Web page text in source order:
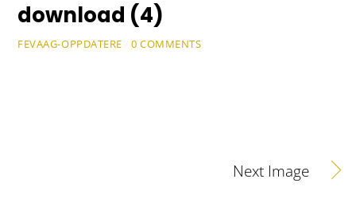
download (4)
FEVAAG-OPPDATERE 0 COMMENTS
Next Image